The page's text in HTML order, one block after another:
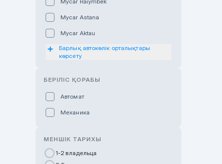
Mycar Astana
Mycar Aktau
Mycar Uralsk
Haval & Tank Pavlodar
Bavaria Almaty
Mycar Shymkent
Барлық автокөлік орталықтары
көрсету
БЕРІЛІС ҚОРАБЫ
Автомат
Механика
МЕНШІК ТАРИХЫ
1-2 владельца